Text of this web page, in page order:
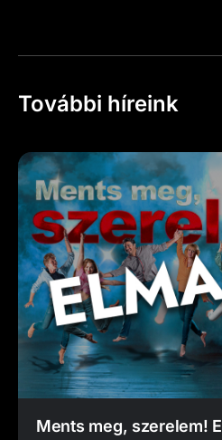
További híreink
Ments meg, szerelem!